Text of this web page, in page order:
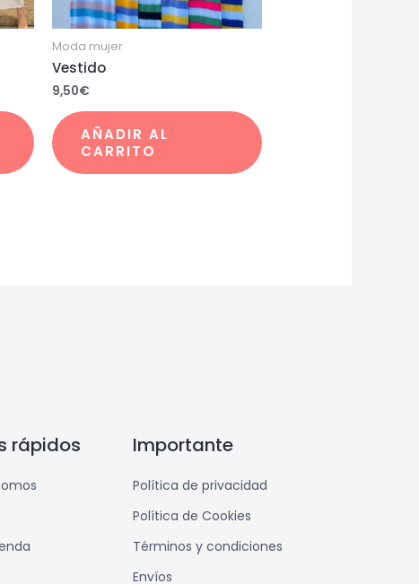
Moda mujer
Vestido
9,50€
AÑADIR AL
CARRITO
rápidos Importante
Política de privacidad
Política de Cookies
Términos y condiciones
Envíos